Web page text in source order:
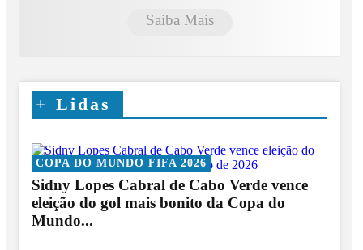
Saiba Mais
+ Lidas
COPA DO MUNDO FIFA 2026
Sidny Lopes Cabral de Cabo Verde vence
eleição do gol mais bonito da Copa do
Mundo...